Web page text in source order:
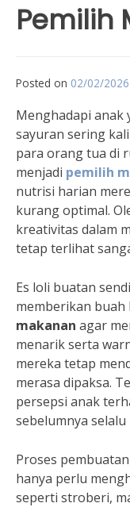
Pemilih
Posted on 02/02/2026
Menghadapi anak
sayuran sering
para orang tua di
menjadi pemilih
nutrisi harian
kurang optimal.
kreativitas dalam
tetap terlihat
Es loli buatan
memberikan buah
makanan agar
menarik serta
mereka tetap
merasa dipaksa.
persepsi anak
sebelumnya
Proses
hanya perlu
seperti stroberi,